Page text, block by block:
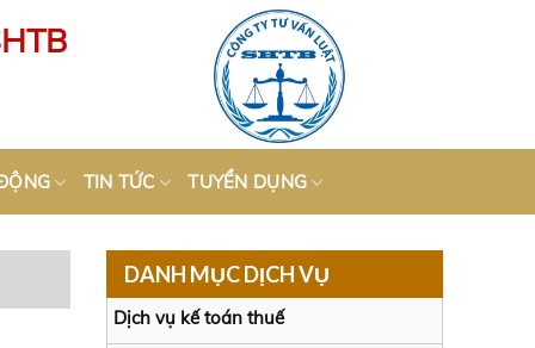
TIN TỨC TUYỂN DỤNG
DANH MỤC DỊCH VỤ
Dịch vụ kế toán thuế